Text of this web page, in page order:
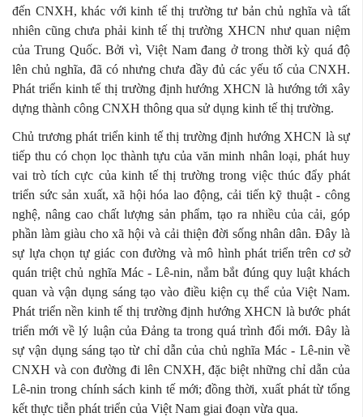
đến CNXH, khác với kinh tế thị trường tư bản chủ nghĩa và tất
nhiên cũng chưa phải kinh tế thị trường XHCN như quan niệm
của Trung Quốc. Bởi vì, Việt Nam đang ở trong thời kỳ quá độ
lên chủ nghĩa, đã có nhưng chưa đầy đủ các yếu tố của CNXH.
Phát triển kinh tế thị trường định hướng XHCN là hướng tới xây
dựng thành công CNXH thông qua sử dụng kinh tế thị trường.
Chủ trương phát triển kinh tế thị trường định hướng XHCN là sự
tiếp thu có chọn lọc thành tựu của văn minh nhân loại, phát huy
vai trò tích cực của kinh tế thị trường trong việc thúc đẩy phát
triển sức sản xuất, xã hội hóa lao động, cải tiến kỹ thuật - công
nghệ, nâng cao chất lượng sản phẩm, tạo ra nhiều của cải, góp
phần làm giàu cho xã hội và cải thiện đời sống nhân dân. Đây là
sự lựa chọn tự giác con đường và mô hình phát triển trên cơ sở
quán triệt chủ nghĩa Mác - Lê-nin, nắm bắt đúng quy luật khách
quan và vận dụng sáng tạo vào điều kiện cụ thể của Việt Nam.
Phát triển nền kinh tế thị trường định hướng XHCN là bước phát
triển mới về lý luận của Đảng ta trong quá trình đổi mới. Đây là
sự vận dụng sáng tạo từ chỉ dẫn của chủ nghĩa Mác - Lê-nin về
CNXH và con đường đi lên CNXH, đặc biệt những chỉ dẫn của
Lê-nin trong chính sách kinh tế mới; đồng thời, xuất phát từ tổng
kết thực tiễn phát triển của Việt Nam giai đoạn vừa qua.